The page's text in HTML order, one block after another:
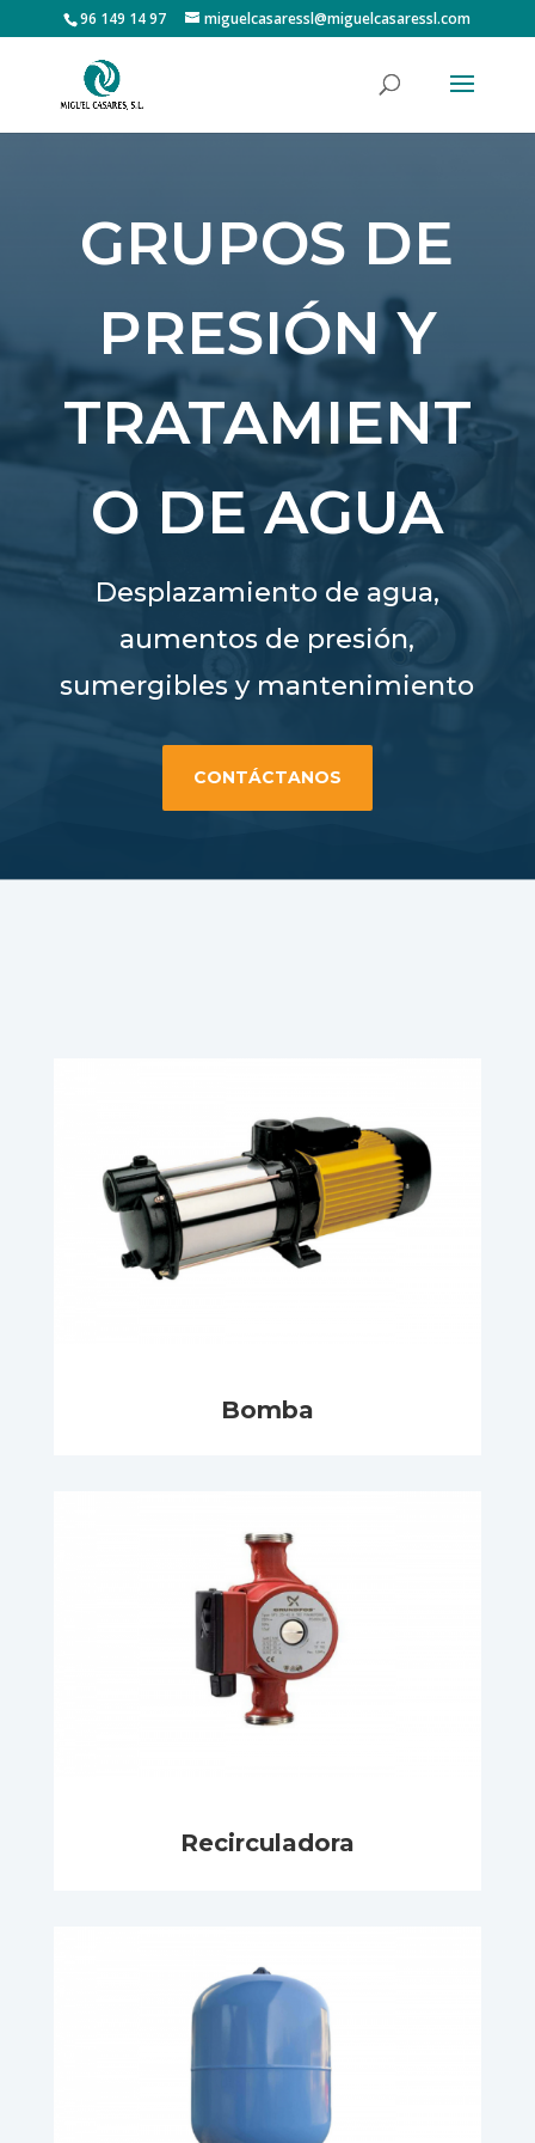
96 149 14 97 miguelcasaressl@miguelcasaressl.com
GRUPOS DE
PRESIÓN Y
TRATAMIENT
O DE AGUA
Desplazamiento de agua,
aumentos de presión,
sumergibles y mantenimiento
CONTÁCTANOS
Bomba
Recirculadora